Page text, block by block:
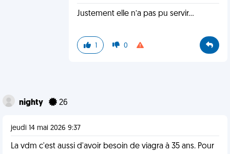
Justement elle n’a pas pu servir…
1 0
nighty 26
jeudi 14 mai 2026 9:37
La vdm c'est aussi d'avoir besoin de viagra à 35 ans. Pour